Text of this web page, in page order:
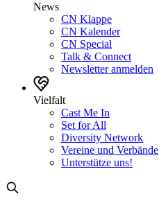
News
CN Klappe
CN Kalender
CN Special
Talk & Connect
Newsletter anmelden
Vielfalt
Cast Me In
Set for All
Diversity Network
Vereine und Verbände
Unterstütze uns!